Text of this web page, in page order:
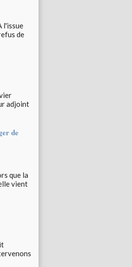
l'issue
de
adjoint
de
que la
vient